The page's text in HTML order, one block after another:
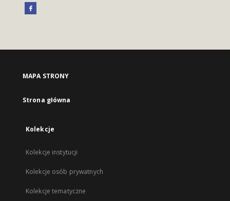
MAPA STRONY
Strona główna
Kolekcje
Kolekcje instytucji
Kolekcje osób prywatnych
Kolekcje tematyczne